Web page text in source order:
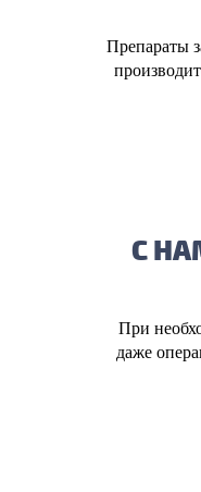
Препараты
С
При
даже